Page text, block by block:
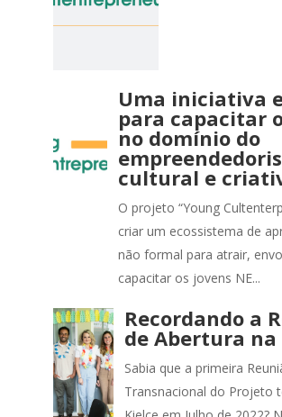
Uma iniciativa
para capacitar
no domínio do
cultural e
O projeto “Young
criar um ecossistema de
não formal para atrair,
capacitar os jovens NE...
Recordando a
de Abertura na
Sabia que a primeira
Transnacional do Projeto